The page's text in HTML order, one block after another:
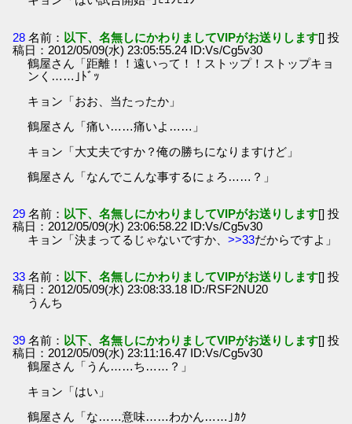
28 名前： 以下、名無しにかわりましてVIPがお送りします[] 投
稿日：2012/05/09(水) 23:05:55.24 ID:Vs/Cg5v30
鶴屋さん「距離！！遠いって！！ストップ！ストップキョ
ンく……｣ﾄﾞｯ
キョン「おお、当たったか」
鶴屋さん「痛い……痛いよ……」
キョン「大丈夫ですか？俺の勝ちになりますけど」
鶴屋さん「なんでこんな事するにょろ……？」
29 名前： 以下、名無しにかわりましてVIPがお送りします[] 投
稿日：2012/05/09(水) 23:06:58.22 ID:Vs/Cg5v30
キョン「決まってるじゃないですか、>>33だからですよ」
33 名前： 以下、名無しにかわりましてVIPがお送りします[] 投
稿日：2012/05/09(水) 23:08:33.18 ID:/RSF2NU20
うんち
39 名前： 以下、名無しにかわりましてVIPがお送りします[] 投
稿日：2012/05/09(水) 23:11:16.47 ID:Vs/Cg5v30
鶴屋さん「うん……ち……？」
キョン「はい」
鶴屋さん「な……意味……わかん……｣ｶｸ